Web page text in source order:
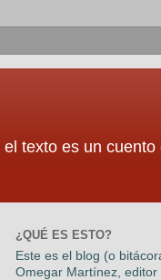
texto es un cuento
¿QUÉ ES ESTO?
Este es el blog (o
Omegar Martínez ,